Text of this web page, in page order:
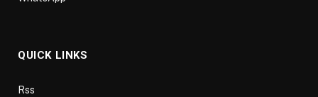
QUICK LINKS
Rss